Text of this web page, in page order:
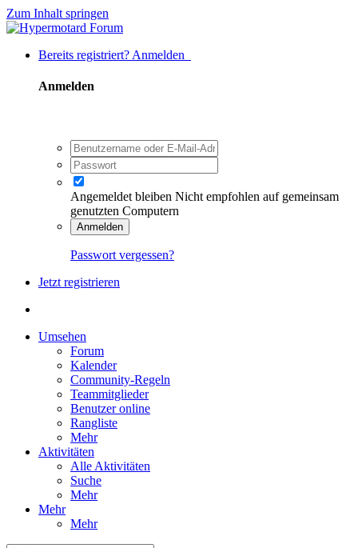
Zum Inhalt springen
Bereits registriert? Anmelden
Anmelden
Angemeldet bleiben Nicht empfohlen auf gemeinsam
genutzten Computern
Anmelden
Passwort vergessen?
Jetzt registrieren
Umsehen
Forum
Kalender
Community-Regeln
Teammitglieder
Benutzer online
Rangliste
Mehr
Aktivitäten
Alle Aktivitäten
Suche
Mehr
Mehr
Mehr